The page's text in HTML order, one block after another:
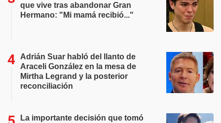
que vive tras abandonar Gran
Hermano: "Mi mamá recibió..."
Adrián Suar habló del llanto de
Araceli González en la mesa de
Mirtha Legrand y la posterior
reconciliación
La importante decisión que tomó